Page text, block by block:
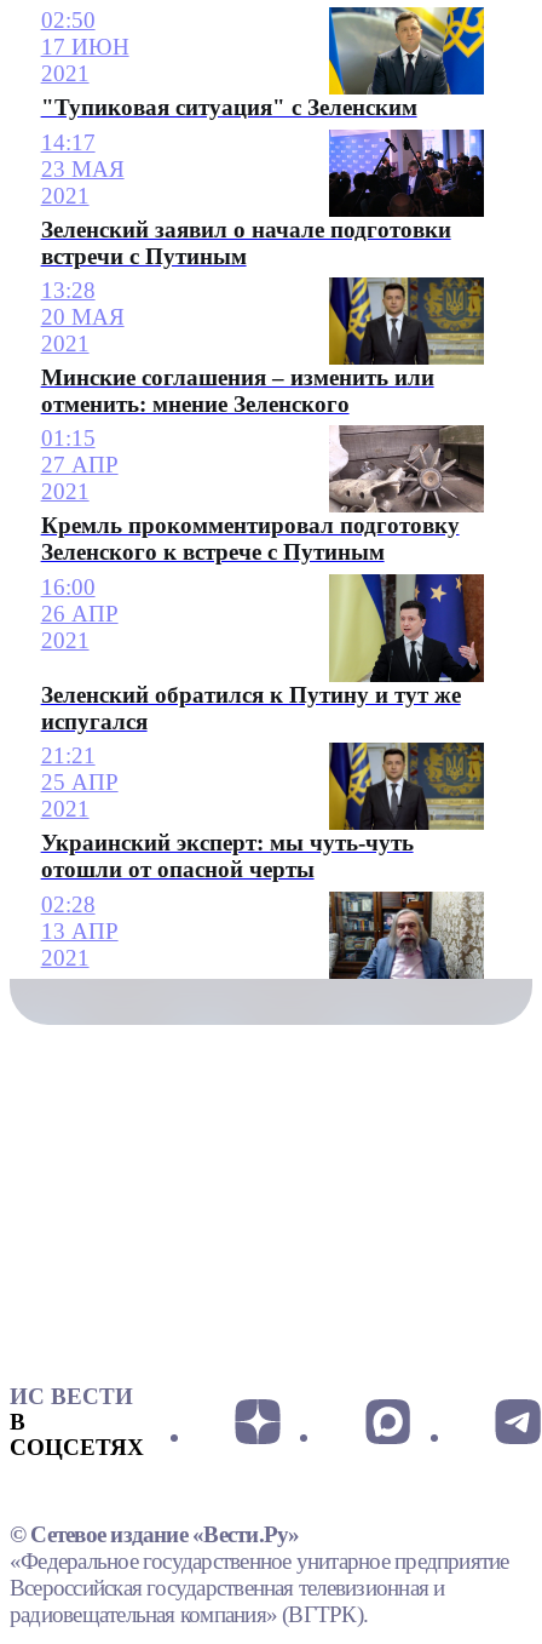
02:50
17 ИЮН
2021
"Тупиковая ситуация" с Зеленским
14:17
23 МАЯ
2021
Зеленский заявил о начале подготовки
встречи с Путиным
13:28
20 МАЯ
2021
Минские соглашения – изменить или
отменить: мнение Зеленского
01:15
27 АПР
2021
Кремль прокомментировал подготовку
Зеленского к встрече с Путиным
16:00
26 АПР
2021
Зеленский обратился к Путину и тут же
испугался
21:21
25 АПР
2021
Украинский эксперт: мы чуть-чуть
отошли от опасной черты
02:28
13 АПР
2021
ИС ВЕСТИ
В
СОЦСЕТЯХ
© Сетевое издание «Вести.Ру»
«Федеральное государственное унитарное предприятие
Всероссийская государственная телевизионная и
радиовещательная компания» (ВГТРК).